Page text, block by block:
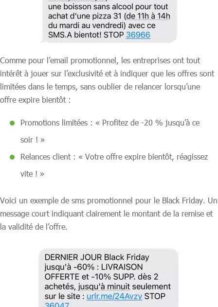
Comme pour l’email promotionnel, les entreprises ont tout
intérêt à jouer sur l’exclusivité et à indiquer que les offres sont
limitées dans le temps, sans oublier de relancer lorsqu’une
offre expire bientôt :
Promotions limitées : « Profitez de -20 % jusqu’à ce
soir ! »
Relances client : « Votre offre expire bientôt, réagissez
vite ! »
Voici un exemple de sms promotionnel pour le Black Friday. Un
message court indiquant clairement le montant de la remise et
la validité de l’offre.